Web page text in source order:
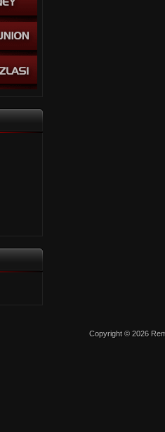
Copyright © 2026